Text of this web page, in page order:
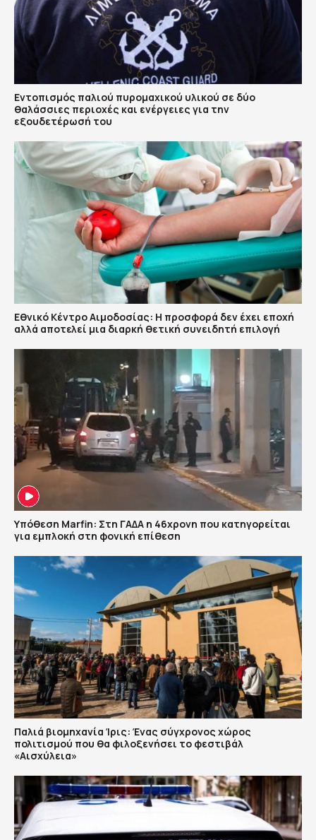
Εντοπισμός παλιού πυρομαχικού υλικού σε δύο
θαλάσσιες περιοχές και ενέργειες για την
εξουδετέρωσή του
Εθνικό Κέντρο Αιμοδοσίας: H προσφορά δεν έχει εποχή
αλλά αποτελεί μια διαρκή θετική συνειδητή επιλογή
Υπόθεση Marfin: Στη ΓΑΔΑ η 46χρονη που κατηγορείται
για εμπλοκή στη φονική επίθεση
Παλιά βιομηχανία Ίρις: Ένας σύγχρονος χώρος
πολιτισμού που θα φιλοξενήσει το φεστιβάλ
«Αισχύλεια»